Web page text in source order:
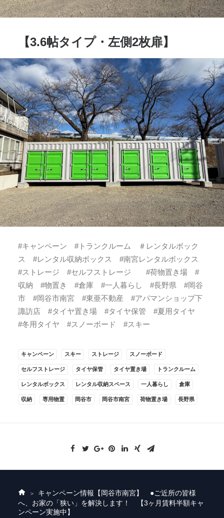
【3.6帖タイプ・左側2枚扉】
#キャンペーン #トランクルーム ＃レンタルボック
ス #レンタル収納ボックス #南宮レンタルボックス
#ストレージ #セルフストレージ #荷物置き場 #
収納 #物置き #倉庫 #一人暮らし #長野県 #岡谷
市 #岡谷市南宮 #東亜不動産 #アパマンショップ下
諏訪店 #タイヤ置き場 #タイヤ保管 #夏用タイヤ
#冬用タイヤ #スノーボード #スキー
キャンペーン スキー ストレージ スノーボード
セルフストレージ タイヤ保管 タイヤ置き場 トランクルーム
レンタルボックス レンタル収納スペース 一人暮らし 倉庫
収納 専用物置 岡谷市 岡谷市南宮 荷物置き場 長野県
ホ
ー
ム
キャンペーン情報 【岡谷市南宮】 ●ご近所の皆様
へ、お家の「狭い」を解決します！ 【3ヶ月賃料半額キャ
ンペーン実施中】